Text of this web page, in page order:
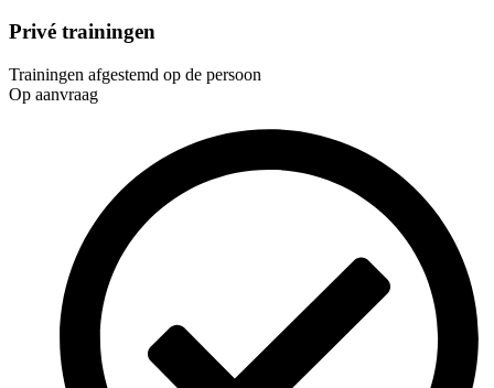
Privé trainingen
Trainingen afgestemd op de persoon
Op aanvraag